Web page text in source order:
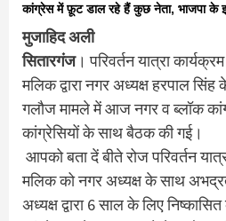
कांग्रेस में फ़ूट डाल रहे हैं कुछ नेता, भाजपा के
मुजाहिद अली
सितारगंज। परिवर्तन यात्रा
मलिक द्वारा नगर अध्यक्ष हरपाल
गलौज मामले में आज नगर व ब्लॉक
कांग्रेसियों के साथ बैठक की गई।
आपको बता दें बीते रोज परिवर्तन
मलिक को नगर अध्यक्ष के साथ
अध्यक्ष द्वारा 6 साल के लिए